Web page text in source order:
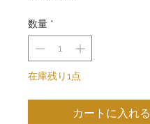
数量 *
在庫残り1点
カートに入れる